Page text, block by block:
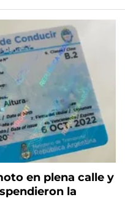
en plena calle y
la